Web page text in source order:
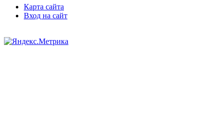
Карта сайта
Вход на сайт